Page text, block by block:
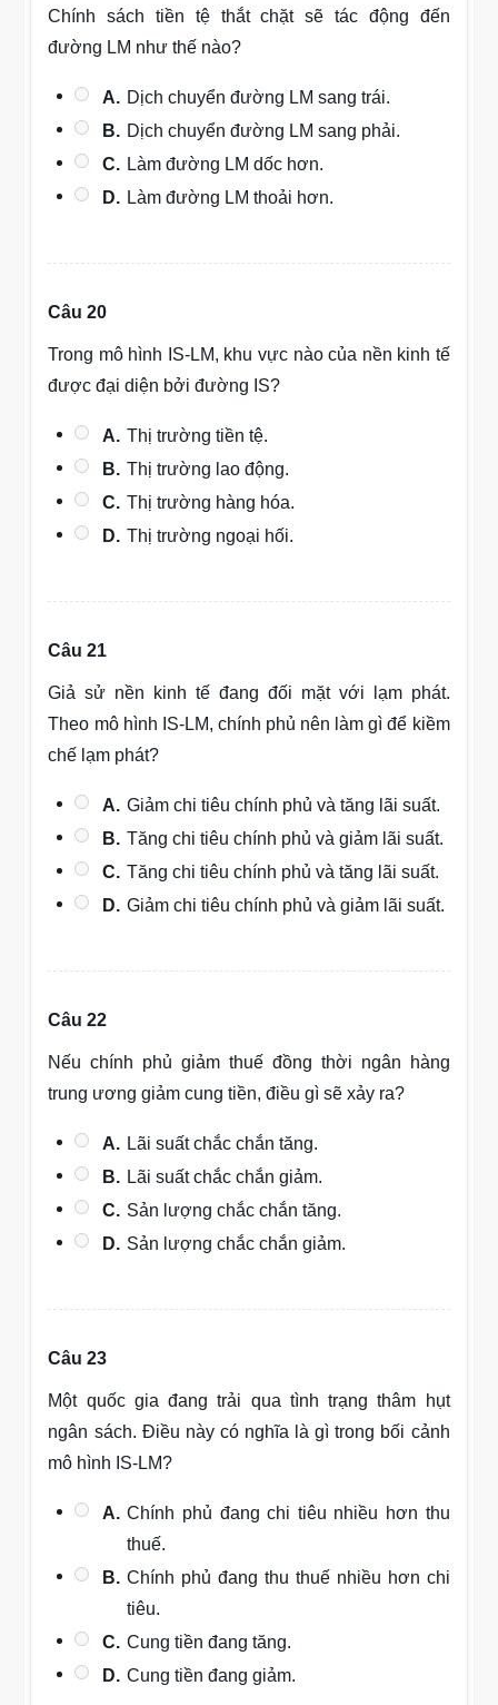
Chính sách tiền tệ thắt chặt sẽ tác động đến
đường LM như thế nào?
A. Dịch chuyển đường LM sang trái.
B. Dịch chuyển đường LM sang phải.
C. Làm đường LM dốc hơn.
D. Làm đường LM thoải hơn.
Câu 20
Trong mô hình IS-LM, khu vực nào của nền kinh tế
được đại diện bởi đường IS?
A. Thị trường tiền tệ.
B. Thị trường lao động.
C. Thị trường hàng hóa.
D. Thị trường ngoại hối.
Câu 21
Giả sử nền kinh tế đang đối mặt với lạm phát.
Theo mô hình IS-LM, chính phủ nên làm gì để kiềm
chế lạm phát?
A. Giảm chi tiêu chính phủ và tăng lãi suất.
B. Tăng chi tiêu chính phủ và giảm lãi suất.
C. Tăng chi tiêu chính phủ và tăng lãi suất.
D. Giảm chi tiêu chính phủ và giảm lãi suất.
Câu 22
Nếu chính phủ giảm thuế đồng thời ngân hàng
trung ương giảm cung tiền, điều gì sẽ xảy ra?
A. Lãi suất chắc chắn tăng.
B. Lãi suất chắc chắn giảm.
C. Sản lượng chắc chắn tăng.
D. Sản lượng chắc chắn giảm.
Câu 23
Một quốc gia đang trải qua tình trạng thâm hụt
ngân sách. Điều này có nghĩa là gì trong bối cảnh
mô hình IS-LM?
A. Chính phủ đang chi tiêu nhiều hơn thu
thuế.
B. Chính phủ đang thu thuế nhiều hơn chi
tiêu.
C. Cung tiền đang tăng.
D. Cung tiền đang giảm.